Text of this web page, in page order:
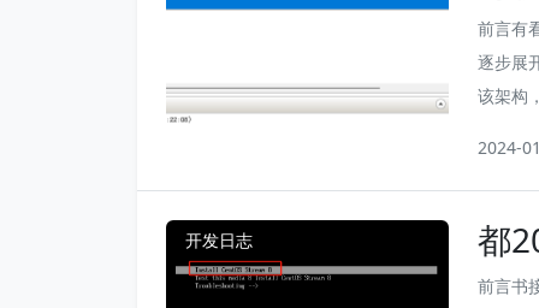
r
前言有
逐步展
该架构
非常关
控），
2024-
开发日志
都
（
前言书